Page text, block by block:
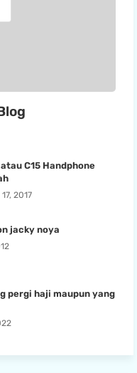
C15 Handphone
2017
jacky noya
pergi haji maupun yang